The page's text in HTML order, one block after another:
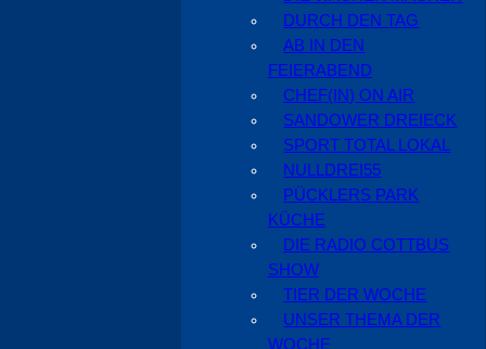
DURCH DEN TAG
AB IN DEN
FEIERABEND
CHEF(IN) ON AIR
SANDOWER DREIECK
SPORT TOTAL LOKAL
NULLDREI55
PÜCKLERS PARK
KÜCHE
DIE RADIO COTTBUS
SHOW
TIER DER WOCHE
UNSER THEMA DER
WOCHE